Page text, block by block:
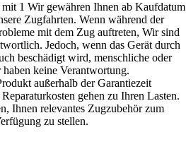
1 Wir gewähren Ihnen ab Kaufdatum
Zugfahrten. Wenn während der
mit dem Zug auftreten, Wir sind
Jedoch, wenn das Gerät durch
beschädigt wird, menschliche oder
keine Verantwortung.
außerhalb der Garantiezeit
gehen zu Ihren Lasten.
Ihnen relevantes Zugzubehör zum
zu stellen.